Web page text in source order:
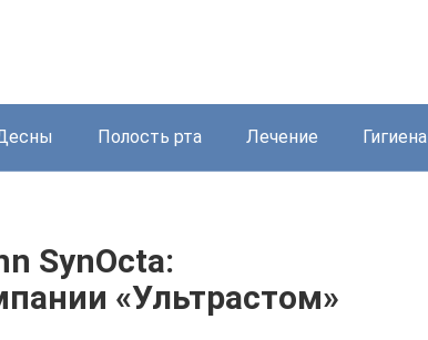
Полость рта Лечение Гигиена
SynOcta:
«Ультрастом»